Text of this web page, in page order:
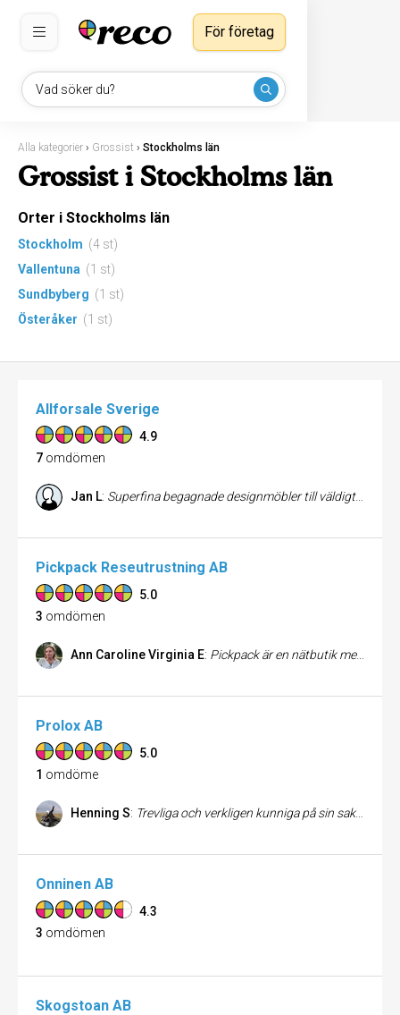
Vad söker du?
För företag
Alla kategorier › Grossist › Stockholms län
Grossist i Stockholms län
Orter i Stockholms län
Stockholm (4 st)
Vallentuna (1 st)
Sundbyberg (1 st)
Österåker (1 st)
Allforsale Sverige
4.9
7 omdömen
Jan L: Superfina begagnade designmöbler till väldigt bra pris. Bra kundservice och snabb leverans! Mycket nöjd!
Pickpack Reseutrustning AB
5.0
3 omdömen
Ann Caroline Virginia E: Pickpack är en nätbutik men har sitt lager på Södermalm i Stockholm. Jag frågade på mejl om jag kunde komma förbi och det visar sig att Anders är där nästan varje dag och jag fick gärna komma dit. Han var otroligt trevlig och hjälpsam. Jag sa vad jag ville ha för väska oxh till vad och till vilken sorts person och han trollade fram den perfekta. Så bra bemötande!! Lättsam, vänlig och väldigt kunnig. Rekommenderar varmt!
Prolox AB
5.0
1 omdöme
Henning S: Trevliga och verkligen kunniga på sin sak. Ett familjeföretag hemma på gården men vad spela det för roll? Man måste inte ligga centralt om man är mån om kunden och gör ett bra jobb...
Onninen AB
4.3
3 omdömen
Skogstoan AB